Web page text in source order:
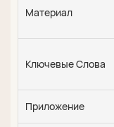
Материал
Ключевые Слова
Приложение